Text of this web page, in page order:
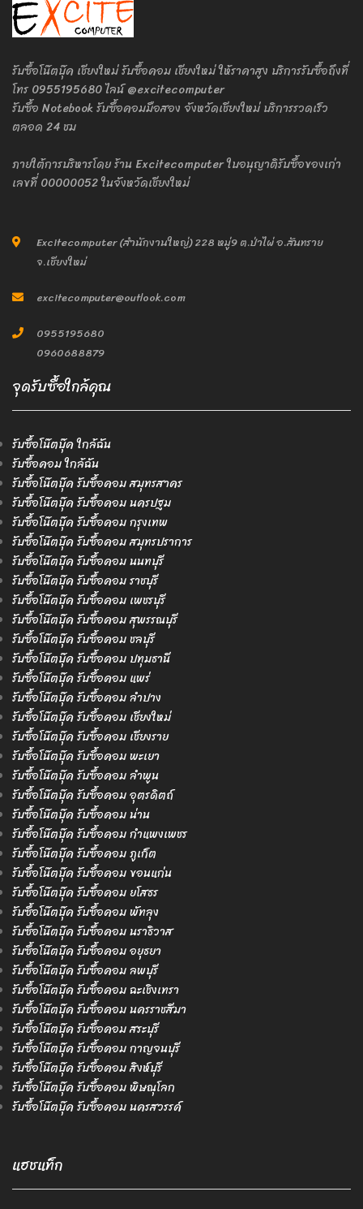
รับซื้อโน๊ตบุ๊ค เชียงใหม่ รับซื้อคอม เชียงใหม่ ให้ราคาสูง บริการรับซื้อถึงที่
โทร 0955195680 ไลน์ @excitecomputer
รับซื้อ Notebook รับซื้อคอมมือสอง จังหวัดเชียงใหม่ บริการรวดเร็ว
ตลอด 24 ชม
ภายใต้การบริหารโดย ร้าน Excitecomputer ใบอนุญาติรับซื้อของเก่า
เลขที่ 00000052 ในจังหวัดเชียงใหม่
Excitecomputer (สำนักงานใหญ่) 228 หมู่9 ต.ป่าไผ่ อ.สันทราย
จ.เชียงใหม่
excitecomputer@outlook.com
0955195680
0960688879
จุดรับซื้อใกล้คุณ
รับซื้อโน๊ตบุ๊ค ใกล้ฉัน
รับซื้อคอม ใกล้ฉัน
รับซื้อโน๊ตบุ๊ค รับซื้อคอม สมุทรสาคร
รับซื้อโน๊ตบุ๊ค รับซื้อคอม นครปฐม
รับซื้อโน๊ตบุ๊ค รับซื้อคอม กรุงเทพ
รับซื้อโน๊ตบุ๊ค รับซื้อคอม สมุทรปราการ
รับซื้อโน๊ตบุ๊ค รับซื้อคอม นนทบุรี
รับซื้อโน๊ตบุ๊ค รับซื้อคอม ราชบุรี
รับซื้อโน๊ตบุ๊ค รับซื้อคอม เพชรบุรี
รับซื้อโน๊ตบุ๊ค รับซื้อคอม สุพรรณบุรี
รับซื้อโน๊ตบุ๊ค รับซื้อคอม ชลบุรี
รับซื้อโน๊ตบุ๊ค รับซื้อคอม ปทุมธานี
รับซื้อโน๊ตบุ๊ค รับซื้อคอม แพร่
รับซื้อโน๊ตบุ๊ค รับซื้อคอม ลำปาง
รับซื้อโน๊ตบุ๊ค รับซื้อคอม เชียงใหม่
รับซื้อโน๊ตบุ๊ค รับซื้อคอม เชียงราย
รับซื้อโน๊ตบุ๊ค รับซื้อคอม พะเยา
รับซื้อโน๊ตบุ๊ค รับซื้อคอม ลำพูน
รับซื้อโน๊ตบุ๊ค รับซื้อคอม อุตรดิตถ์
รับซื้อโน๊ตบุ๊ค รับซื้อคอม น่าน
รับซื้อโน๊ตบุ๊ค รับซื้อคอม กำแพงเพชร
รับซื้อโน๊ตบุ๊ค รับซื้อคอม ภูเก็ต
รับซื้อโน๊ตบุ๊ค รับซื้อคอม ขอนแก่น
รับซื้อโน๊ตบุ๊ค รับซื้อคอม ยโสธร
รับซื้อโน๊ตบุ๊ค รับซื้อคอม พัทลุง
รับซื้อโน๊ตบุ๊ค รับซื้อคอม นราธิวาส
รับซื้อโน๊ตบุ๊ค รับซื้อคอม อยุธยา
รับซื้อโน๊ตบุ๊ค รับซื้อคอม ลพบุรี
รับซื้อโน๊ตบุ๊ค รับซื้อคอม ฉะเชิงเทรา
รับซื้อโน๊ตบุ๊ค รับซื้อคอม นครราชสีมา
รับซื้อโน๊ตบุ๊ค รับซื้อคอม สระบุรี
รับซื้อโน๊ตบุ๊ค รับซื้อคอม กาญจนบุรี
รับซื้อโน๊ตบุ๊ค รับซื้อคอม สิงห์บุรี
รับซื้อโน๊ตบุ๊ค รับซื้อคอม พิษณุโลก
รับซื้อโน๊ตบุ๊ค รับซื้อคอม นครสวรรค์
แฮชแท็ก